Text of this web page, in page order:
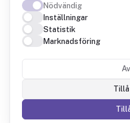
Nödvändig
Inställningar
Statistik
Marknadsföring
Ditt affärssystem
rapporter och